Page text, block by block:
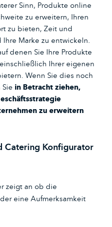
Sinn, Produkte online
zu erweitern, Ihren
zu bieten, Zeit und
Marke zu entwickeln.
denen Sie Ihre Produkte
Ihrer eigenen
Wenn Sie dies noch
in Betracht ziehen,
zu erweitern
Catering Konfigurator
zeigt an ob die
eine Aufmerksamkeit